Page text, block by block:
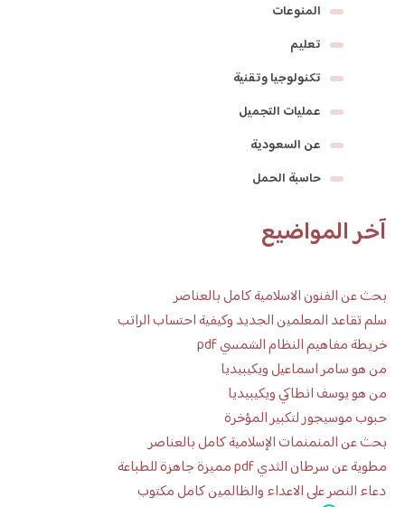
المنوعات
تعليم
تكنولوجيا وتقنية
عمليات التجميل
عن السعودية
حاسبة الحمل
آخر المواضيع
بحث عن الفنون الاسلامية كامل بالعناصر
سلم تقاعد المعلمين الجديد وكيفية احتساب الراتب
خريطة مفاهيم النظام الشمسي pdf
من هو سامر اسماعيل ويكيبيديا
من هو يوسف انطاكي ويكيبيديا
حبوب موسيجور لتكبير المؤخرة
بحث عن المنمنمات الإسلامية كامل بالعناصر
مطوية عن سرطان الثدي pdf مميزة جاهزة للطباعة
دعاء النصر على الاعداء والظالمين كامل مكتوب